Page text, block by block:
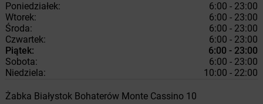
Poniedziałek:
6:00 - 23:00
Wtorek:
6:00 - 23:00
Środa:
6:00 - 23:00
Czwartek:
6:00 - 23:00
Piątek:
6:00 - 23:00
Sobota:
6:00 - 23:00
Niedziela:
10:00 - 22:00
Żabka Białystok Bohaterów Monte Cassino 10